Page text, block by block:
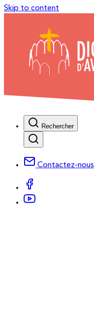
Skip to content
Rechercher
Contactez-nous